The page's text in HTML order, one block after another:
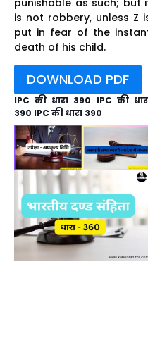
is not robbery, unless Z
put in fear of the
death of his child.
DOWNLOAD PDF
IPC की धारा 390 IPC की
390 IPC की धारा 390